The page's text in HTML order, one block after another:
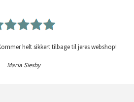
helt sikkert tilbage til jeres webshop!
Maria Siesby